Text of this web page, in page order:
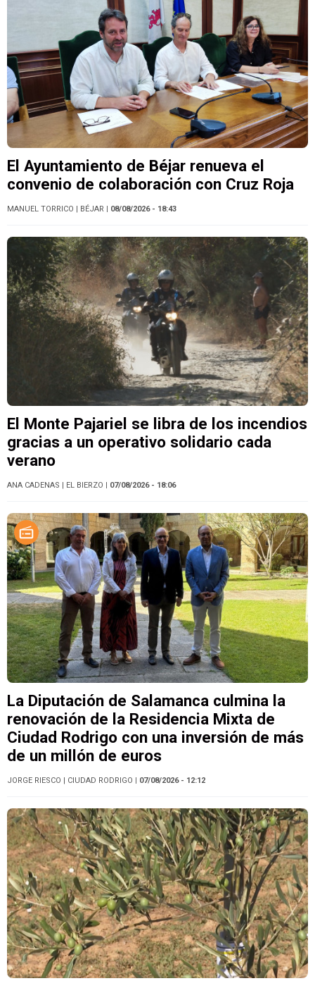
El Ayuntamiento de Béjar renueva el
convenio de colaboración con Cruz Roja
MANUEL TORRICO | BÉJAR | 08/08/2026 - 18:43
El Monte Pajariel se libra de los incendios
gracias a un operativo solidario cada
verano
ANA CADENAS | EL BIERZO | 07/08/2026 - 18:06
La Diputación de Salamanca culmina la
renovación de la Residencia Mixta de
Ciudad Rodrigo con una inversión de más
de un millón de euros
JORGE RIESCO | CIUDAD RODRIGO | 07/08/2026 - 12:12